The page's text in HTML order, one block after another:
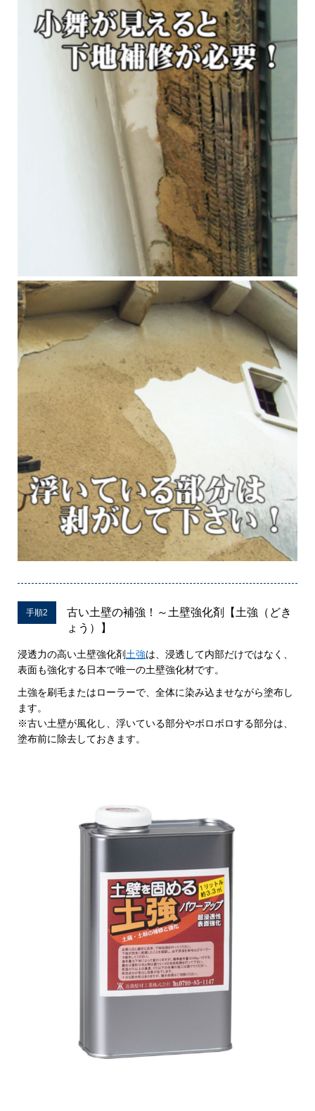
手順2
古い土壁の補強！～土壁強化剤【土強（どき
ょう）】
浸透力の高い土壁強化剤土強は、浸透して内部だけではなく、
表面も強化する日本で唯一の土壁強化材です。
土強を刷毛またはローラーで、全体に染み込ませながら塗布し
ます。
※古い土壁が風化し、浮いている部分やボロボロする部分は、
塗布前に除去しておきます。